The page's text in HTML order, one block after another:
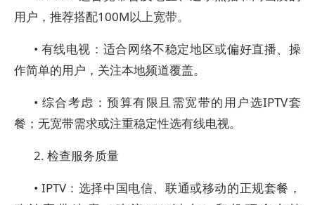
用户，推荐搭配100M以上宽带。
• 有线电视：适合网络不稳定地区或偏好直播、操
作简单的用户，关注本地频道覆盖。
• 综合考虑：预算有限且需宽带的用户选IPTV套
餐；无宽带需求或注重稳定性选有线电视。
2. 检查服务质量
• IPTV：选择中国电信、联通或移动的正规套餐，